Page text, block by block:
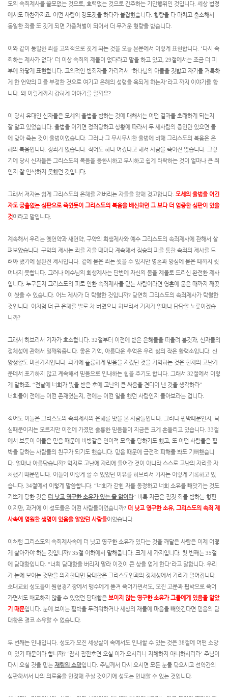
도의 속죄제사를 쓸모없는 것으로 효력없는 것으로 간주하는 기만행위인 것입니다 세상 법정
에서도 마찬가지죠 어떤 사람이 강도짓을 하다가 붙잡혔습니다 형량을 다 마치고 출소해서
동일한 죄를 또 짓게 되면 가중처벌이 되어서 더 무거운 형량을 받습니다
이와 같이 동일한 죄를 고의적으로 짓게 되는 것을 오늘 본문에서 이렇게 표현합니다 . ‘다시 속
죄하는 제사가 없다’ 더 이상 속죄의 제물이 없다라고 말을 하고 있고 , 29절에서는 조금 더 피
부에 와닿게 표현합니다 고의적인 범죄자를 가리켜서 ‘하나님의 아들을 짓밟고 자기를 거룩하
게 한 언약의 피를 부정한 것으로 여기고 은혜의 성령을 욕되게 하는자’라고 까지 이야기를 합
니다 왜 이렇게까지 강하게 이야기를 할까요?
이 당시 유대인 신자들은 모세의 율법을 범하는 것에 대해서는 어떤 결과를 초래하게 되는지
잘 알고 있었습니다 율법을 어기면 정죄당하고 상황에 따라서 두 세사람의 증인만 있으면 돌
에 맞아 죽는 것이 율법이었습니다 그러나 그 무시무시한 율법에 비해 그리스도의 복음은 은
혜의 복음입니다 정죄가 없습니다 적어도 하나 어겼다고 해서 사람을 죽이진 않습니다 그렇
기에 당시 신자들은 그리스도의 복음을 등한시하고 무시하고 쉽게 타락하는 것이 얼마나 큰 죄
인지 잘 인식하지 못했던 것입니다
그래서 저자는 쉽게 그리스도의 은혜를 져버리는 자들을 향해 경고합니다 모세의 율법을 어긴
자도 긍휼없는 심판으로 죽었듯이 그리스도의 복음을 배신하면 그 보다 더 엄중한 심판이 있을
것이라고 말입니다
계속해서 우리는 옛언약과 새언약 구약의 희생제사와 예수 그리스도의 속죄제사에 관해서 살
펴보았습니다 구약의 제사는 죄를 지을 때마다 계속해서 짐승의 피를 통한 속죄의 제사를 드
려야 했기에 불완전 제사입니다 겉에 묻은 죄는 씻을 수 있지만 영혼과 양심에 묻은 때까지 씻
어내지 못합니다 그러나 예수님의 희생제사는 단번에 자신의 몸을 제물로 드리신 완전한 제사
입니다 누구든지 그리스도의 피로 인한 속죄제사를 믿는 사람이라면 영혼에 묻은 때까지 깨끗
이 씻을 수 있습니다 어느 제사가 더 탁월한 것입니까? 당연히 그리스도의 속죄제사가 탁월한
것입니다 이처럼 더 큰 은혜를 발로 차 버렸으니 히브리서 기자가 얼마나 답답할 노릇이겠습
니까?
그래서 히브리서 기자가 호소합니다 . 32절부터 이전에 받은 은혜들을 떠올려 볼것과 신자들의
정체성에 관해서 일깨워줍니다 좋은 기억 아름다운 추억은 우리 삶의 작은 활력소입니다 신
앙생활도 마찬가지입니다 과거에 훌륭하게 믿음을 지켰던 것을 기억하는 것은 현재의 고난가
운데서 포기하지 않고 계속해서 믿음으로 인내하는 힘을 주기도 합니다 그래서 32절에서 이렇
게 말하죠 . “전날에 너희가 빛을 받은 후에 고난의 큰 싸움을 견디어 낸 것을 생각하라”
너희들이 전에는 어떤 존재였는지 전에는 어떤 일을 했던 사람인지 돌아보라는 겁니다
적어도 이들은 그리스도의 속죄제사의 은혜를 맛을 본 사람들입니다 그러나 핍박때문인지
낙
심때문이지는 모르지만 이전에 가졌던 훌륭한 믿음들이 지금은 크게 흔들리고 있습니다 . 33절
에서 보듯이 이들은 믿음 때문에 비방같은 언어적 모욕을 당하기도 했고 또 어떤 사람들은 핍
박을 당하는 사람들의 친구가 되기도 했습니다 믿음 때문에 금전적 피해를 봐도 기뻐했습니
다 얼마나 아름답습니까? 억지로 고난에 자리에 들어간 것이 아니라 스스로 고난의 자리를 자
처했기 때문입니다 이들이 이렇게 할 수 있었던 이유를 히브리서 기자는 이렇게 기록하고 있
습니다 . 34절에서 이렇게 말씀합니다 . “너희가 갇힌 자를 동정하고 너희 소유를 빼앗기는 것도
기쁘게 당한 것은 더 낫고 영구한 소유가 있는 줄 앎이라” 비록 지금은 짐짓 죄를 범하는 형편
이지만 과거에 이 성도들은 어떤 사람들이었습니까? 더 낫고 영구한 소유, 그리스도의 속죄 제
사속에 영원한 생명이 있음을 알았던 사람들이었습니다
이처럼 그리스도의 속죄제사속에 더 낫고 영구한 소유가 있다는 것을 깨달은 사람은 이제 어떻
게 살아가야 하는 것입니까? 35절 이하에서 말해줍니다 크게 세 가지입니다 첫 번째는 35절
에 담대함입니다 . “너희 담대함을 버리지 말라 이것이 큰 상을 얻게 한다‘라고 말합니다 우리
가 눈에 보이는 것만을 의지한다면 담대함은 그리스도인과의 정체성에서 거리가 멀어집니다
초대교회 성도들이 원형경기장에서 맹수에게 뜯겨 죽어가면서도 모진 고문과 핍박으로 죽어
가면서도 배교하지 않을 수 있었던 담대함은 보이지 않는 영구한 소유가 그들에게 있음을 알았
기 때문입니다 눈에 보이는 핍박을 두려워하거나 세상의 재물에 마음을 빼앗긴다면 믿음의 담
대함은 결코 소유할 수 없습니다
두 번째는 인내입니다 성도가 모진 세상살이 속에서도 인내할 수 있는 것은 38절에 어떤 소망
이 있기 때문이라 합니까? ‘잠시 잠깐후면 오실 이가 오시리니 지체하지 아니하시리라’ 주님이
다시 오실 것을 믿는 재림의 소망입니다 주님께서 다시 오시면 모든 눈물 닦으시고 선악간의
심판하셔서 나의 의로움을 인정해 주실 것이기에 성도는 인내할 수 있는 것입니다